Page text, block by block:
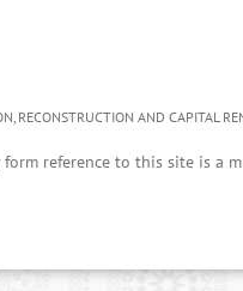
RECONSTRUCTION AND CAPITAL
reference to this site is a